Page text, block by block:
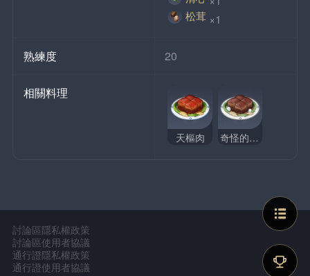
松茸 ×1
熟練度 20
相關料理
天樞肉 奇怪的天樞肉
討論區隱私權政策
討論區使用者協議
通行證隱私權政策
通行證使用者協議